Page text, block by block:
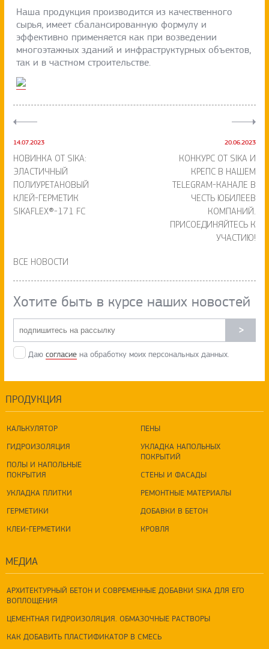
Наша продукция производится из качественного
сырья, имеет сбалансированную формулу и
эффективно применяется как при возведении
многоэтажных зданий и инфраструктурных объектов,
так и в частном строительстве.
14.07.2023
НОВИНКА ОТ SIKA:
ЭЛАСТИЧНЫЙ
ПОЛИУРЕТАНОВЫЙ
КЛЕЙ-ГЕРМЕТИК
SIKAFLEX®-171 FC
20.06.2023
КОНКУРС ОТ SIKA И
КРЕПС В НАШЕМ
TELEGRAM-КАНАЛЕ В
ЧЕСТЬ ЮБИЛЕЕВ
КОМПАНИЙ.
ПРИСОЕДИНЯЙТЕСЬ К
УЧАСТИЮ!
ВСЕ НОВОСТИ
Хотите быть в курсе наших новостей
>
Даю согласие на обработку моих персональных данных.
ПРОДУКЦИЯ
КАЛЬКУЛЯТОР
ГИДРОИЗОЛЯЦИЯ
ПОЛЫ И НАПОЛЬНЫЕ
ПОКРЫТИЯ
УКЛАДКА ПЛИТКИ
ГЕРМЕТИКИ
КЛЕИ-ГЕРМЕТИКИ
ПЕНЫ
УКЛАДКА НАПОЛЬНЫХ
ПОКРЫТИЙ
СТЕНЫ И ФАСАДЫ
РЕМОНТНЫЕ МАТЕРИАЛЫ
ДОБАВКИ В БЕТОН
КРОВЛЯ
МЕДИА
АРХИТЕКТУРНЫЙ БЕТОН И СОВРЕМЕННЫЕ ДОБАВКИ SIKA ДЛЯ ЕГО
ВОПЛОЩЕНИЯ
ЦЕМЕНТНАЯ ГИДРОИЗОЛЯЦИЯ. ОБМАЗОЧНЫЕ РАСТВОРЫ
КАК ДОБАВИТЬ ПЛАСТИФИКАТОР В СМЕСЬ